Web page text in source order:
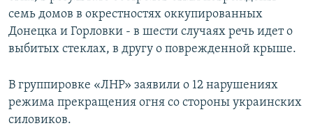
семь домов в окрестностях оккупированных
Донецка и Горловки - в шести случаях речь идет о
выбитых стеклах, в другу о поврежденной крыше.
В группировке «ЛНР» заявили о 12 нарушениях
режима прекращения огня со стороны украинских
силовиков.